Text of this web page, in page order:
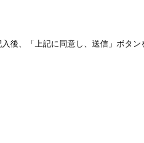
後、「上記に同意し、送信」ボタ